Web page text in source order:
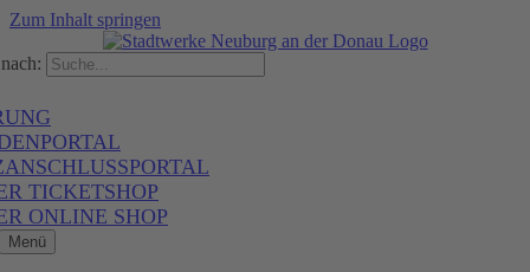
Zum Inhalt springen
TICKETSHOP
ONLINE SHOP
Menü